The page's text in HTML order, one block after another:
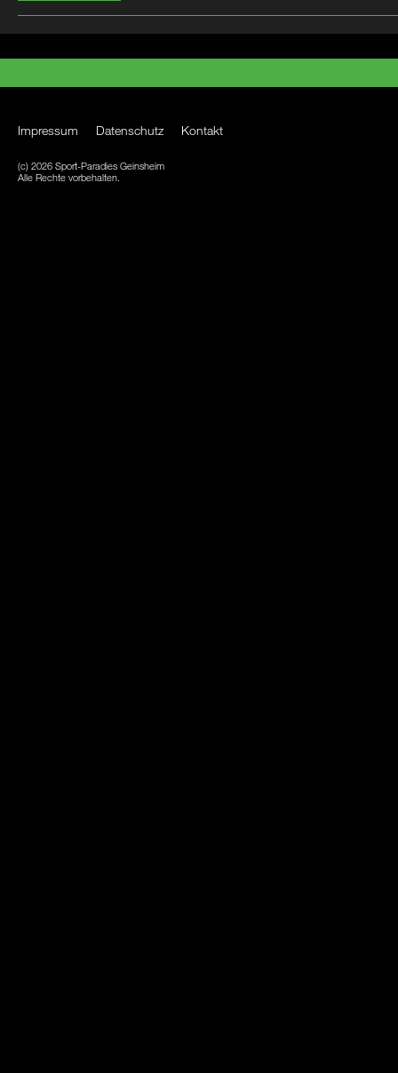
Impressum Datenschutz Kontakt
(c) 2026 Sport-Paradies Geinsheim
Alle Rechte vorbehalten.